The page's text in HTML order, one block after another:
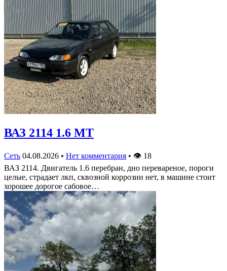
ВАЗ 2114 1.6 MT
Сеть 04.08.2026 • Нет комментария • 👁 18
ВАЗ 2114. Двигатель 1.6 перебран, дно перевареное, пороги
целые, страдает лкп, сквозной коррозии нет, в машине стоит
хорошее дорогое сабовое…